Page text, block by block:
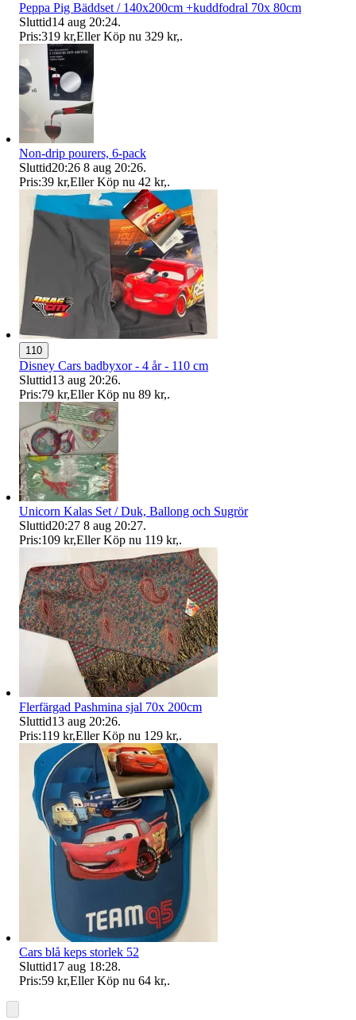
Peppa Pig Bäddset / 140x200cm +kuddfodral 70x 80cm
Sluttid14 aug 20:24.
Pris:319 kr,Eller Köp nu 329 kr,.
Non-drip pourers, 6-pack
Sluttid20:26 8 aug 20:26.
Pris:39 kr,Eller Köp nu 42 kr,.
110
Disney Cars badbyxor - 4 år - 110 cm
Sluttid13 aug 20:26.
Pris:79 kr,Eller Köp nu 89 kr,.
Unicorn Kalas Set / Duk, Ballong och Sugrör
Sluttid20:27 8 aug 20:27.
Pris:109 kr,Eller Köp nu 119 kr,.
Flerfärgad Pashmina sjal 70x 200cm
Sluttid13 aug 20:26.
Pris:119 kr,Eller Köp nu 129 kr,.
Cars blå keps storlek 52
Sluttid17 aug 18:28.
Pris:59 kr,Eller Köp nu 64 kr,.